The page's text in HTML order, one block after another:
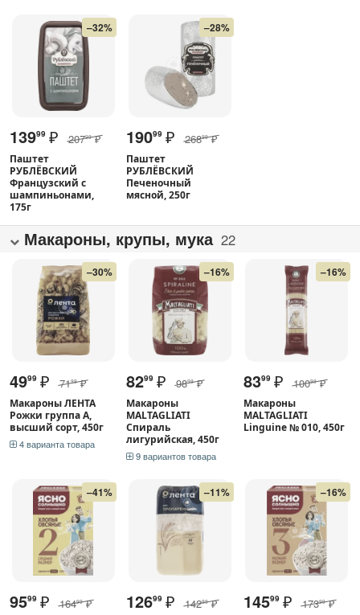
–32%
13999 ₽ 20799 ₽
Паштет
РУБЛЁВСКИЙ
Французский с
шампиньонами,
175г
–28%
19099 ₽ 26899 ₽
Паштет
РУБЛЁВСКИЙ
Печеночный
мясной, 250г
Макароны, крупы, мука 22
–30%
4999 ₽ 7199 ₽
Макароны ЛЕНТА
Рожки группа А,
высший сорт, 450г
4 варианта товара
–16%
8299 ₽ 9899 ₽
Макароны
MALTAGLIATI
Спираль
лигурийская, 450г
9 вариантов товара
–16%
8399 ₽ 10099 ₽
Макароны
MALTAGLIATI
Linguine № 010, 450г
–41%
9599 ₽ 16499 ₽
–11%
12699 ₽ 14299 ₽
–16%
14599 ₽ 17399 ₽